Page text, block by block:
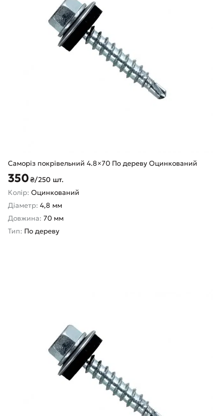
Саморіз покрівельний 4.8×70 По дереву Оцинкований
350₴/250 шт.
Колір: Оцинкований
Діаметр: 4,8 мм
Довжина: 70 мм
Тип: По дереву